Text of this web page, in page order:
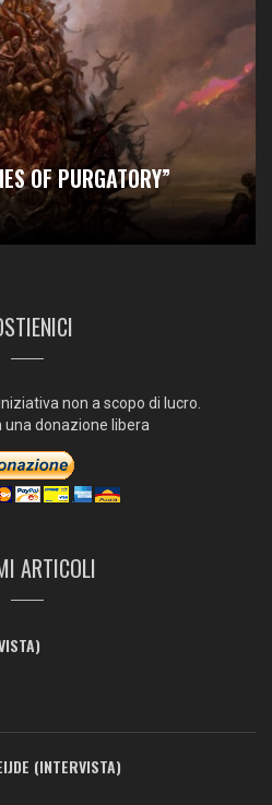
OF PURGATORY”
iniziativa non a scopo di lucro.
una donazione libera
ARTICOLI
(INTERVISTA)